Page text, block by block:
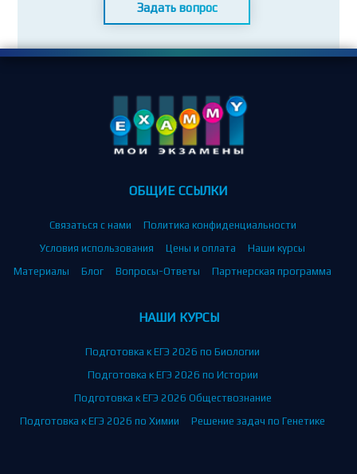
Задать вопрос
ОБЩИЕ ССЫЛКИ
Связаться с нами
Политика конфиденциальности
Условия использования
Цены и оплата
Наши курсы
Материалы
Блог Вопросы-Ответы Партнерская программа
НАШИ КУРСЫ
Подготовка к ЕГЭ 2026 по Биологии
Подготовка к ЕГЭ 2026 по Истории
Подготовка к ЕГЭ 2026 Обществознание
Подготовка к ЕГЭ 2026 по Химии
Решение задач по Генетике